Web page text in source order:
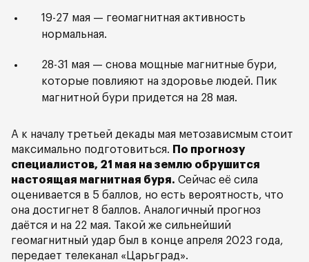
19-27 мая — геомагнитная активность
нормальная.
28-31 мая — снова мощные магнитные бури,
которые повлияют на здоровье людей. Пик
магнитной бури придется на 28 мая.
А к началу третьей декады мая метозависмым стоит
максимально подготовиться. По прогнозу
специалистов, 21 мая на землю обрушится
настоящая магнитная буря. Сейчас её сила
оценивается в 5 баллов, но есть вероятность, что
она достигнет 8 баллов. Аналогичный прогноз
даётся и на 22 мая. Такой же сильнейший
геомагнитный удар был в конце апреля 2023 года,
передает телеканал «Царьград».